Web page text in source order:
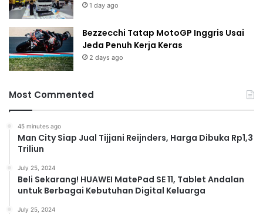
1 day ago
Bezzecchi Tatap MotoGP Inggris Usai
Jeda Penuh Kerja Keras
2 days ago
Most Commented
45 minutes ago
Man City Siap Jual Tijjani Reijnders, Harga Dibuka Rp1,3
Triliun
July 25, 2024
Beli Sekarang! HUAWEI MatePad SE 11, Tablet Andalan
untuk Berbagai Kebutuhan Digital Keluarga
July 25, 2024